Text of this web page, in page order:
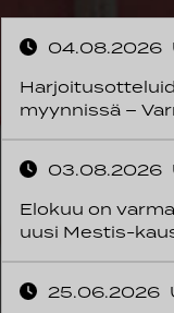
04.08.2026
myynnissä –
03.08.2026
Elokuu on
uusi Mestis-
25.06.2026